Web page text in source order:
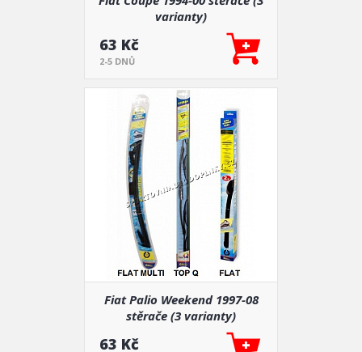
varianty)
63 Kč
2-5 DNŮ
Fiat Palio Weekend 1997-08
stěrače (3 varianty)
63 Kč